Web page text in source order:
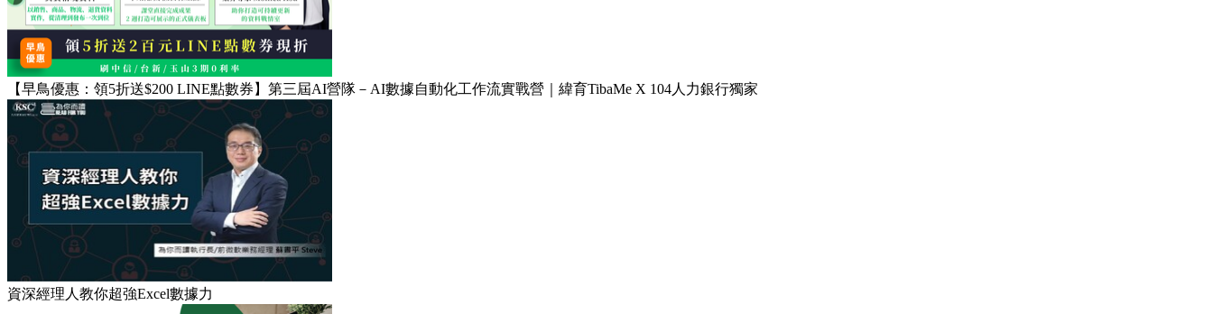
【早鳥優惠：領5折送$200 LINE點數券】第三屆AI營隊－AI數據自動化工作流實戰營｜緯育TibaMe X 104人力銀行獨家
資深經理人教你超強Excel數據力